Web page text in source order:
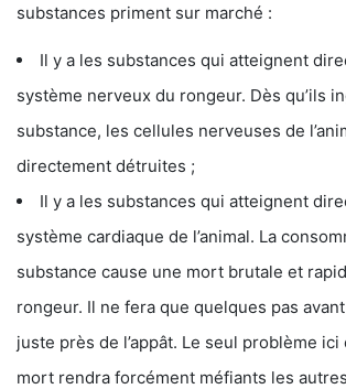
substances priment sur marché :
Il y a les substances qui atteignent
système nerveux du rongeur. Dès qu’ils
substance, les cellules nerveuses de
directement détruites ;
Il y a les substances qui atteignent
système cardiaque de l’animal. La
substance cause une mort brutale et
rongeur. Il ne fera que quelques pas
juste près de l’appât. Le seul problème ici
mort rendra forcément méfiants les